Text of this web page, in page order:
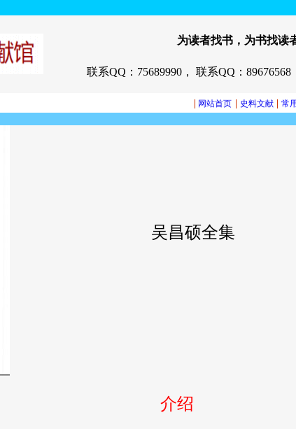
为读者找书，为书找读
联系QQ：75689990， 联系QQ：
网站首页 史料文献 常
吴昌硕全集
介绍